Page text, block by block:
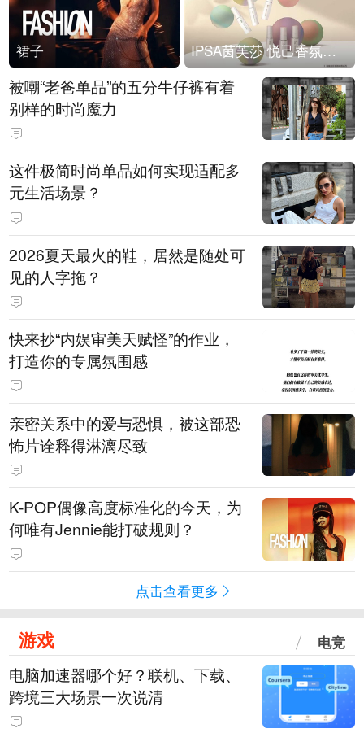
裙子 IPSA茵芙莎 悦己香氛凝露上市
被嘲“老爸单品”的五分牛仔裤有着
别样的时尚魔力
这件极简时尚单品如何实现适配多
元生活场景？
2026夏天最火的鞋，居然是随处可
见的人字拖？
快来抄“内娱审美天赋怪”的作业，
打造你的专属氛围感
亲密关系中的爱与恐惧，被这部恐
怖片诠释得淋漓尽致
K-POP偶像高度标准化的今天，为
何唯有Jennie能打破规则？
点击查看更多
游戏 电竞
电脑加速器哪个好？联机、下载、
跨境三大场景一次说清